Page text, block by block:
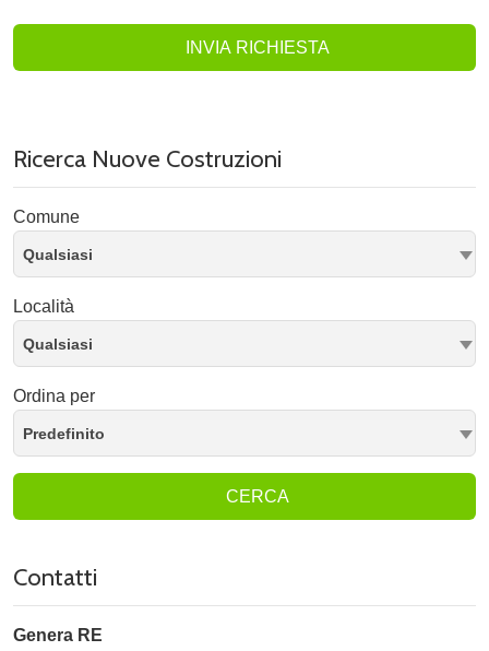
INVIA RICHIESTA
Ricerca Nuove Costruzioni
Comune
Qualsiasi
Località
Qualsiasi
Ordina per
Predefinito
CERCA
Contatti
Genera RE